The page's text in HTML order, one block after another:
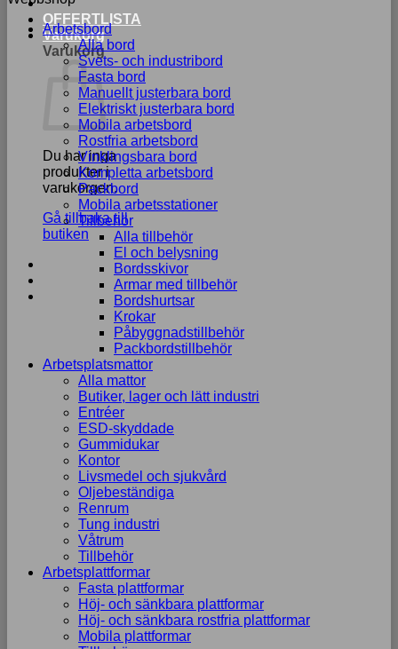
OFFERTLISTA
Varukorg
Varukorg
Du har inga
produkter i
varukorgen.
Gå tillbaka till
butiken
Arbetsbord
Alla bord
Svets- och industribord
Fasta bord
Manuellt justerbara bord
Elektriskt justerbara bord
Mobila arbetsbord
Rostfria arbetsbord
Vinklingsbara bord
Kompletta arbetsbord
Packbord
Mobila arbetsstationer
Tillbehör
Alla tillbehör
El och belysning
Bordsskivor
Armar med tillbehör
Bordshurtsar
Krokar
Påbyggnadstillbehör
Packbordstillbehör
Arbetsplatsmattor
Alla mattor
Butiker, lager och lätt industri
Entréer
ESD-skyddade
Gummidukar
Kontor
Livsmedel och sjukvård
Oljebeständiga
Renrum
Tung industri
Våtrum
Tillbehör
Arbetsplattformar
Fasta plattformar
Höj- och sänkbara plattformar
Höj- och sänkbara rostfria plattformar
Mobila plattformar